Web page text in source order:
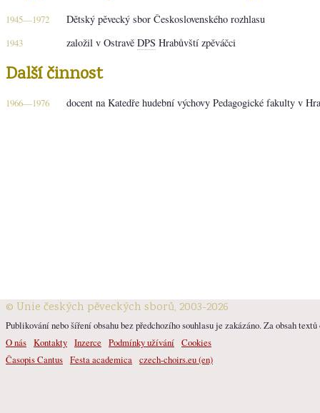
1945—1972 Dětský pěvecký sbor Československého rozhlasu
1943 založil v Ostravě DPS Hrabůvští zpěváčci
Další činnost
1966—1976 docent na Katedře hudební výchovy Pedagogické fakulty v
© Unie českých pěveckých sborů, 2003-2026
Publikování nebo šíření obsahu bez předchozího souhlasu je zakázáno. Za obsah
O nás Kontakty Inzerce Podmínky užívání Cookies
Časopis Cantus Festa academica czech-choirs.eu (en)